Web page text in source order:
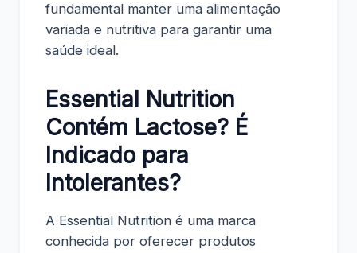
fundamental manter uma alimentação
variada e nutritiva para garantir uma
saúde ideal.
Essential Nutrition
Contém Lactose? É
Indicado para
Intolerantes?
A Essential Nutrition é uma marca
conhecida por oferecer produtos